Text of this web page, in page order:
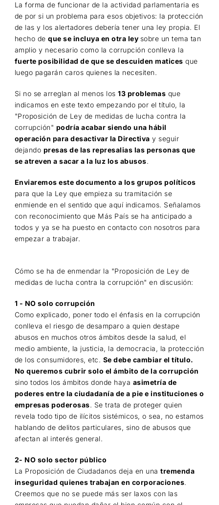
La forma de funcionar de la actividad parlamentaria es
de por si un problema para esos objetivos: la protección
de las y los alertadores debería tener una ley propia. El
hecho deque se incluya en otra ley sobre un tema tan
amplio y necesario como la corrupción conlleva la
fuerte posibilidad de que se descuiden matices que
luego pagarán caros quienes la necesiten.
Si no se arreglan al menos los13 problemas que
indicamos en este texto empezando por el título, la
"Proposición de Ley de medidas de lucha contra la
corrupción" podría acabar siendo una hábil
operación para desactivar la Directiva y seguir
dejando presas de las represalias las personas que
se atreven a sacar a la luz los abusos.
Enviaremos este documento a los grupos políticos
para que la Ley que empieza su tramitación se
enmiende en el sentido que aquí indicamos. Señalamos
con reconocimiento que Más País se ha anticipado a
todos y ya se ha puesto en contacto con nosotros para
empezar a trabajar.
Cómo se ha de enmendar la "Proposición de Ley de
medidas de lucha contra la corrupción" en discusión:
1 - NO solo corrupción
Como explicado, poner todo el énfasis en la corrupción
conlleva el riesgo de desamparo a quien destape
abusos en muchos otros ámbitos desde la salud, el
medio ambiente, la justicia, la democracia, la protección
de los consumidores, etc. Se debe cambiar el título.
No queremos cubrir solo el ámbito de la corrupción
sino todos los ámbitos donde haya asimetría de
poderes entre la ciudadanía de a pie e instituciones o
empresas poderosas. Se trata de proteger quien
revela todo tipo de ilícitos sistémicos, o sea, no estamos
hablando de delitos particulares, sino de abusos que
afectan al interés general.
2- NO solo sector público
La Proposición de Ciudadanos deja en unatremenda
inseguridad quienes trabajan en corporaciones.
Creemos que no se puede más ser laxos con las